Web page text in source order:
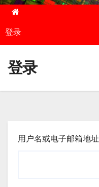
登录
登录
用户名或电子邮箱地址